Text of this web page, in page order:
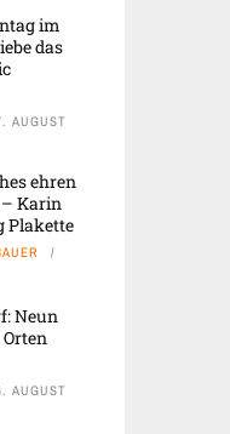
im
das
AUGUST
ehren
Karin
Plakette
Neun
AUGUST